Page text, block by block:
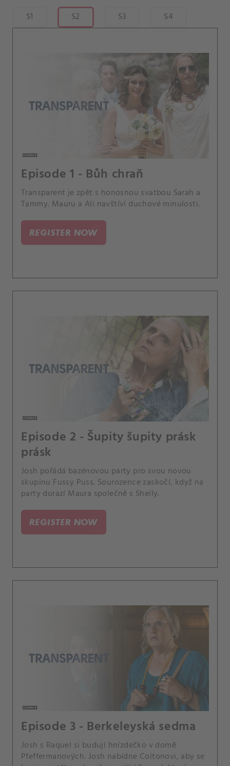
S1 S2 S3 S4
Episode 1 - Bůh chraň
Transparent je zpět s honosnou svatbou Sarah a
Tammy. Mauru a Ali navštíví duchové minulosti.
REGISTER NOW
Episode 2 - Šupity šupity prásk
prásk
Josh pořádá bazénovou party pro svou novou
skupinu Fussy Puss. Sourozence zaskočí, když na
party dorazí Maura společně s Shelly.
REGISTER NOW
Episode 3 - Berkeleyská sedma
Josh s Raquel si budují hnízdečko v domě
Pfeffermanových. Josh nabídne Coltonovi, aby se